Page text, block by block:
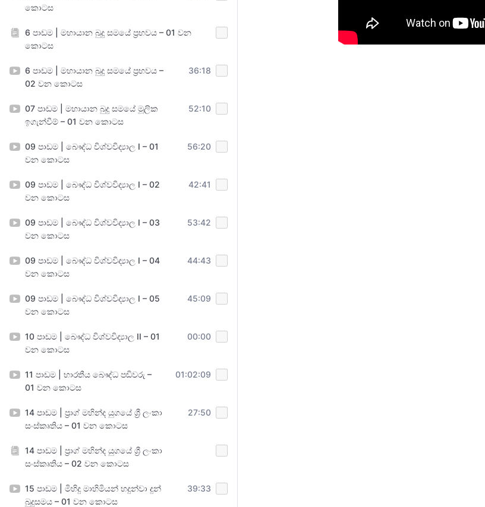
කොටස
6 පාඩම | මහායාන බුදු සමයේ ප්‍රභවය – 01 වන
කොටස
6 පාඩම | මහායාන බුදු සමයේ ප්‍රභවය –
02 වන කොටස
36:18
07 පාඩම | මහායාන බුදු සමයේ මූලික
ඉගැන්වීම් – 01 වන කොටස
52:10
09 පාඩම | බෞද්ධ විශ්වවිද්‍යාල I – 01
වන කොටස
56:20
09 පාඩම | බෞද්ධ විශ්වවිද්‍යාල I – 02
වන කොටස
42:41
09 පාඩම | බෞද්ධ විශ්වවිද්‍යාල I – 03
වන කොටස
53:42
09 පාඩම | බෞද්ධ විශ්වවිද්‍යාල I – 04
වන කොටස
44:43
09 පාඩම | බෞද්ධ විශ්වවිද්‍යාල I – 05
වන කොටස
45:09
10 පාඩම | බෞද්ධ විශ්වවිද්‍යාල II – 01
වන කොටස
00:00
11 පාඩම | භාරතීය බෞද්ධ පඬිවරු –
01 වන කොටස
01:02:09
14 පාඩම | ප්‍රාග් මහින්ද යුගයේ ශ්‍රී ලංකා
සංස්කෘතිය – 01 වන කොටස
27:50
14 පාඩම | ප්‍රාග් මහින්ද යුගයේ ශ්‍රී ලංකා
සංස්කෘතිය – 02 වන කොටස
15 පාඩම | මිහිදු මාහිමියන් හදුන්වා දුන්
බුදුසමය – 01 වන කොටස
39:33